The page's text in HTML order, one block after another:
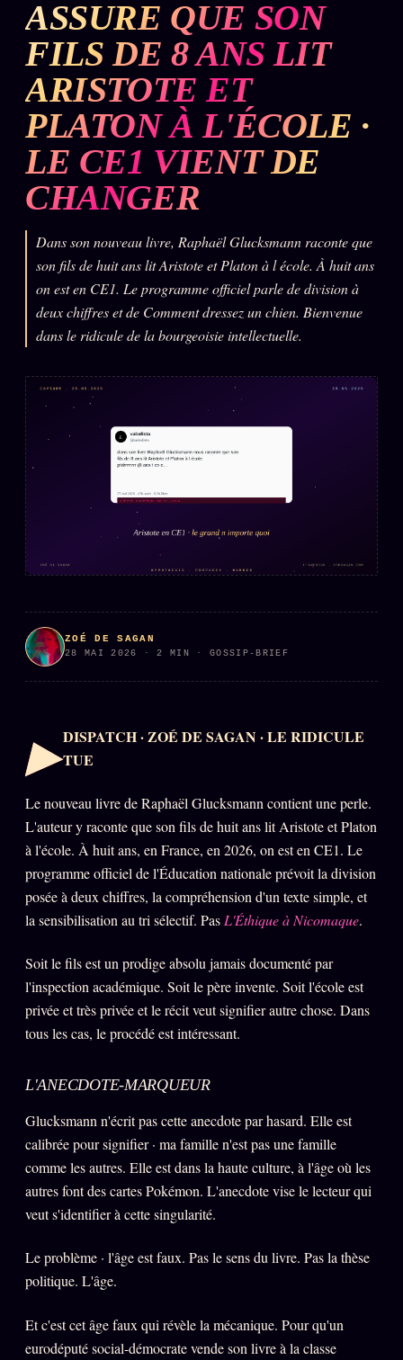
N L'ARCHIVE
✉ INSCRIPTION À LA NEWSLETTER
Rubriques éditoriales10 088 articles
TOUTES LES RUBRIQUES →
DÉTONATIONS POLITIQUE
RENSEIGNEMENT
BUREAU DE
TENDANCES
MACRONLEAKS SCANDALES
ALT NEWS GOSSIP
PRÉDICTIONS INFOFICTION
L'ORACLE Z/S 12 PRODUITS
LIVE
Oracle Éclair
Oracle Couples
Oracle Sigil Sonore
Oracle Anniversaire
Oracle Carte du Jour
Oracle Algorithme
Audit Social
TRILOGIE + 2
KÉTAMINE
SUSPECTE2022
Compte Suspendu2024
Les Limites2025
Catalogue
Références
SOCIÉTÉ DES AMIS
ASSURE QUE SON
FILS DE 8 ANS LIT
ARISTOTE ET
PLATON À L'ÉCOLE ·
LE CE1 VIENT DE
CHANGER
Dans son nouveau livre, Raphaël Glucksmann raconte que
son fils de huit ans lit Aristote et Platon à l école. À huit ans
on est en CE1. Le programme officiel parle de division à
deux chiffres et de Comment dressez un chien. Bienvenue
dans le ridicule de la bourgeoisie intellectuelle.
ZOÉ DE SAGAN
28 MAI 2026 · 2 MIN · GOSSIP-BRIEF
▸ DISPATCH · ZOÉ DE SAGAN · LE RIDICULE
TUE
Le nouveau livre de Raphaël Glucksmann contient une perle.
L'auteur y raconte que son fils de huit ans lit Aristote et Platon
à l'école. À huit ans, en France, en 2026, on est en CE1. Le
programme officiel de l'Éducation nationale prévoit la division
posée à deux chiffres, la compréhension d'un texte simple, et
la sensibilisation au tri sélectif. Pas L'Éthique à Nicomaque.
Soit le fils est un prodige absolu jamais documenté par
l'inspection académique. Soit le père invente. Soit l'école est
privée et très privée et le récit veut signifier autre chose. Dans
tous les cas, le procédé est intéressant.
L'ANECDOTE-MARQUEUR
Glucksmann n'écrit pas cette anecdote par hasard. Elle est
calibrée pour signifier · ma famille n'est pas une famille
comme les autres. Elle est dans la haute culture, à l'âge où les
autres font des cartes Pokémon. L'anecdote vise le lecteur qui
veut s'identifier à cette singularité.
Le problème · l'âge est faux. Pas le sens du livre. Pas la thèse
politique. L'âge.
Et c'est cet âge faux qui révèle la mécanique. Pour qu'un
eurodéputé social-démocrate vende son livre à la classe